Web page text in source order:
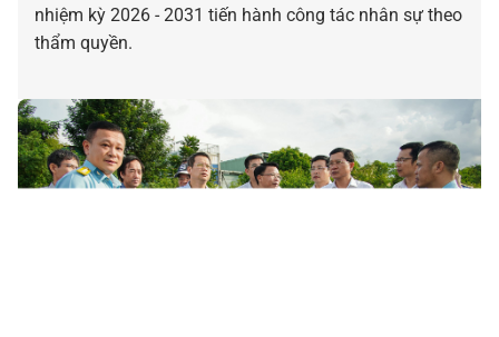
nhiệm kỳ 2026 - 2031 tiến hành công tác nhân sự theo
thẩm quyền.